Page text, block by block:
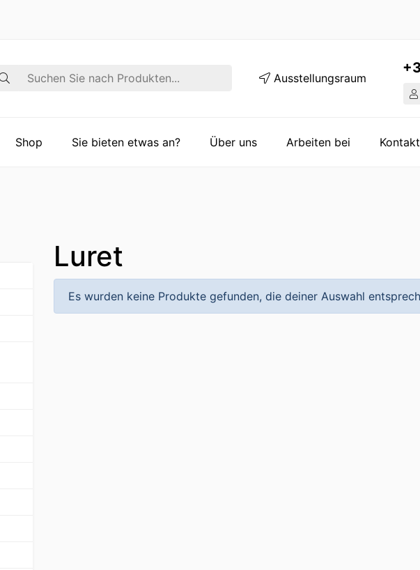
Ausstellungsraum
Shop Sie bieten etwas an? Über uns Arbeiten bei Kontakt
Luret
Es wurden keine Produkte gefunden, die deiner Auswahl